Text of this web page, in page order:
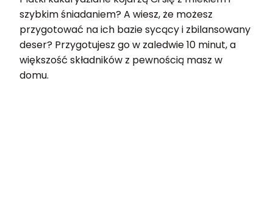
szybkim śniadaniem? A wiesz, że możesz
przygotować na ich bazie sycący i zbilansowany
deser? Przygotujesz go w zaledwie 10 minut, a
większość składników z pewnością masz w
domu.